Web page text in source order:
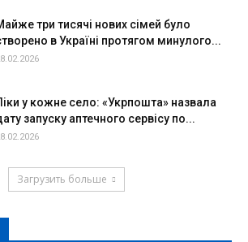
три тисячі нових сімей було
в Україні протягом минулого...
у кожне село: «Укрпошта» назвала
запуску аптечного сервісу по...
Загрузить больше